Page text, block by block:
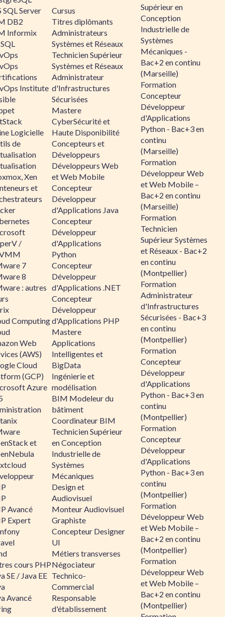
SQL Server
DB2
Informix
Institute
Logicielle
de
Xen
et
/
7
8
: autres
Computing
Web
(AWS)
Cloud
(GCP)
Azure
et
Avancé
Expert
cours PHP
SE / Java EE
Avancé
Cursus
Titres diplômants
Administrateurs
Systèmes et Réseaux
Technicien Supérieur
Systèmes et Réseaux
Administrateur
d'Infrastructures
Sécurisées
Mastere
CyberSécurité et
Haute Disponibilité
Concepteurs et
Développeurs
Développeurs Web
et Web Mobile
Concepteur
Développeur
d'Applications Java
Concepteur
Développeur
d'Applications
Python
Concepteur
Développeur
d'Applications .NET
Concepteur
Développeur
d'Applications PHP
Mastere
Applications
Intelligentes et
BigData
Ingénierie et
modélisation
BIM Modeleur du
bâtiment
Coordinateur BIM
Technicien Supérieur
en Conception
Industrielle de
Systèmes
Mécaniques
Design et
Audiovisuel
Monteur Audiovisuel
Graphiste
Concepteur Designer
UI
Métiers transverses
Négociateur
Technico-
Commercial
Responsable
d'établissement
Supérieur en
Conception
Industrielle de
Systèmes
Mécaniques -
Bac+2 en continu
(Marseille)
Formation
Concepteur
Développeur
d'Applications
Python - Bac+3 en
continu
(Marseille)
Formation
Développeur Web
et Web Mobile –
Bac+2 en continu
(Marseille)
Formation
Technicien
Supérieur Systèmes
et Réseaux - Bac+2
en continu
(Montpellier)
Formation
Administrateur
d'Infrastructures
Sécurisées - Bac+3
en continu
(Montpellier)
Formation
Concepteur
Développeur
d'Applications
Python - Bac+3 en
continu
(Montpellier)
Formation
Concepteur
Développeur
d'Applications
Python - Bac+3 en
continu
(Montpellier)
Formation
Développeur Web
et Web Mobile –
Bac+2 en continu
(Montpellier)
Formation
Développeur Web
et Web Mobile –
Bac+2 en continu
(Montpellier)